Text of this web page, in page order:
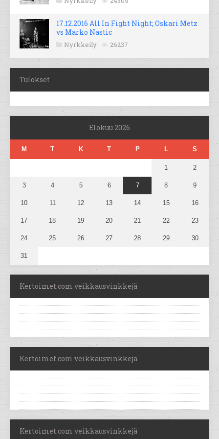
17.12.2016 All In Fight Night; Oskari Metz
vs Marko Nastic
Nyrkkeily 26237
Tulokset
Elokuu 2026
M T K T P L S
1 2
3 4 5 6 7 8 9
10 11 12 13 14 15 16
17 18 19 20 21 22 23
24 25 26 27 28 29 30
31
Kertoimet.com veikkausvinkkejä
Kertoimet.com veikkausvinkkejä
Kertoimet.com veikkausvinkkejä